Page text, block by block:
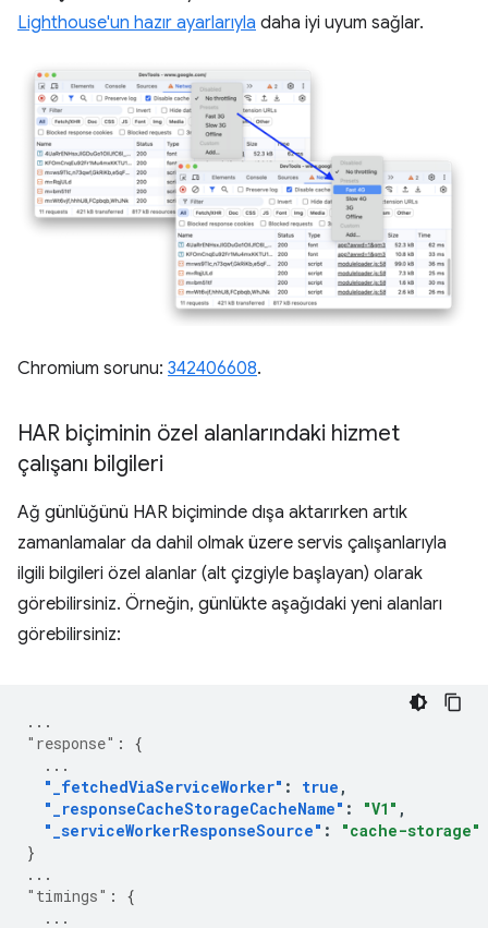
Lighthouse'un hazır ayarlarıyla daha iyi uyum sağlar.
Chromium sorunu: 342406608.
HAR biçiminin özel alanlarındaki hizmet
çalışanı bilgileri
Ağ günlüğünü HAR biçiminde dışa aktarırken artık
zamanlamalar da dahil olmak üzere servis çalışanlarıyla
ilgili bilgileri özel alanlar (alt çizgiyle başlayan) olarak
görebilirsiniz. Örneğin, günlükte aşağıdaki yeni alanları
görebilirsiniz:
...
"response" :
{
...
"_fetchedViaServiceWorker" : true ,
"_responseCacheStorageCacheName" : "V1" ,
"_serviceWorkerResponseSource" :
"cache-storage"
}
...
"timings" :
{
...